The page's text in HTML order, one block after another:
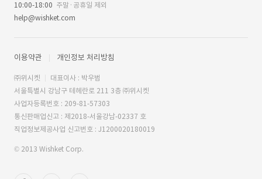
10:00-18:00 주말·공휴일 제외
help@wishket.com
이용약관 개인정보 처리방침
㈜위시켓
대표이사 : 박우범
서울특별시 강남구 테헤란로 211 3층 ㈜위시켓
사업자등록번호 : 209-81-57303
통신판매업신고 : 제2018-서울강남-02337 호
직업정보제공사업 신고번호 : J1200020180019
© 2013 Wishket Corp.